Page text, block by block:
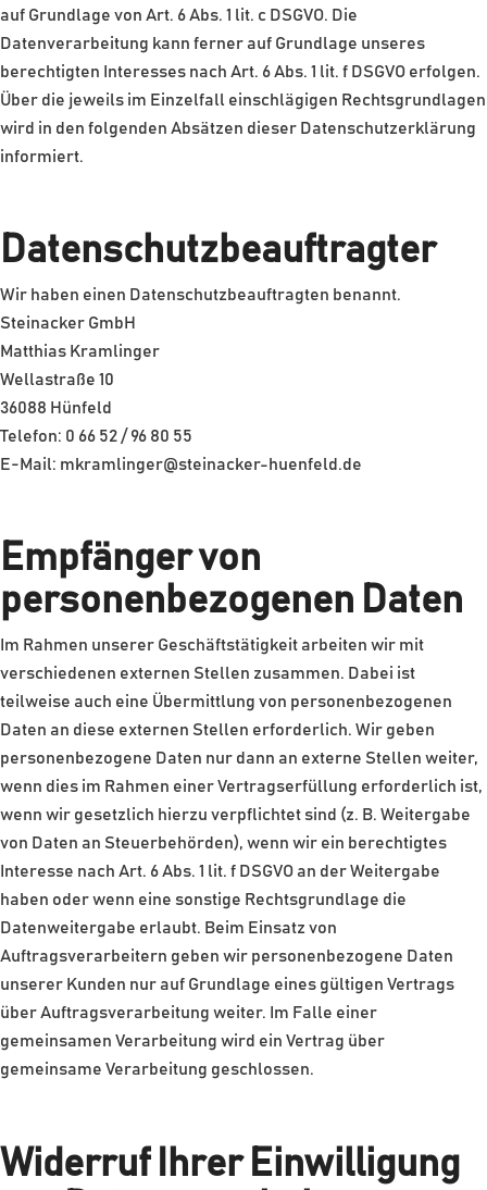
auf Grundlage von Art. 6 Abs. 1 lit. c DSGVO. Die
Datenverarbeitung kann ferner auf Grundlage unseres
berechtigten Interesses nach Art. 6 Abs. 1 lit. f DSGVO erfolgen.
Über die jeweils im Einzelfall einschlägigen Rechtsgrundlagen
wird in den folgenden Absätzen dieser Datenschutzerklärung
informiert.
Datenschutz­beauftragter
Wir haben einen Datenschutzbeauftragten benannt.
Steinacker GmbH
Matthias Kramlinger
Wellastraße 10
36088 Hünfeld
Telefon: 0 66 52 / 96 80 55
E-Mail: mkramlinger@steinacker-huenfeld.de
Empfänger von
personenbezogenen Daten
Im Rahmen unserer Geschäftstätigkeit arbeiten wir mit
verschiedenen externen Stellen zusammen. Dabei ist
teilweise auch eine Übermittlung von personenbezogenen
Daten an diese externen Stellen erforderlich. Wir geben
personenbezogene Daten nur dann an externe Stellen weiter,
wenn dies im Rahmen einer Vertragserfüllung erforderlich ist,
wenn wir gesetzlich hierzu verpflichtet sind (z. B. Weitergabe
von Daten an Steuerbehörden), wenn wir ein berechtigtes
Interesse nach Art. 6 Abs. 1 lit. f DSGVO an der Weitergabe
haben oder wenn eine sonstige Rechtsgrundlage die
Datenweitergabe erlaubt. Beim Einsatz von
Auftragsverarbeitern geben wir personenbezogene Daten
unserer Kunden nur auf Grundlage eines gültigen Vertrags
über Auftragsverarbeitung weiter. Im Falle einer
gemeinsamen Verarbeitung wird ein Vertrag über
gemeinsame Verarbeitung geschlossen.
Widerruf Ihrer Einwilligung